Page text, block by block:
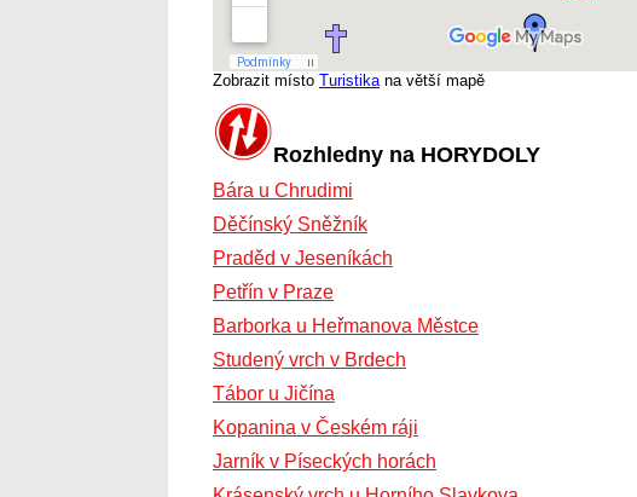
Zobrazit místo Turistika na větší mapě
Rozhledny na HORYDOLY
Bára u Chrudimi
Děčínský Sněžník
Praděd v Jeseníkách
Petřín v Praze
Barborka u Heřmanova Městce
Studený vrch v Brdech
Tábor u Jičína
Kopanina v Českém ráji
Jarník v Píseckých horách